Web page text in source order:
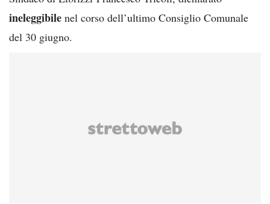
ineleggibile nel corso dell’ultimo Consiglio Comunale
del 30 giugno.